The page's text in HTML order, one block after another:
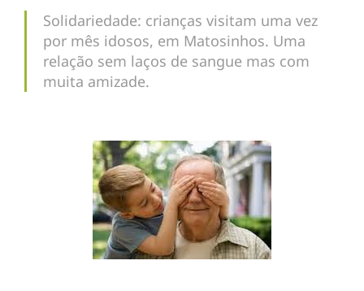
Solidariedade: crianças visitam uma vez
por mês idosos, em Matosinhos. Uma
relação sem laços de sangue mas com
muita amizade.